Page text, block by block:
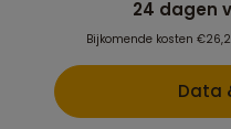
24 dagen
Bijkomende kosten
Data